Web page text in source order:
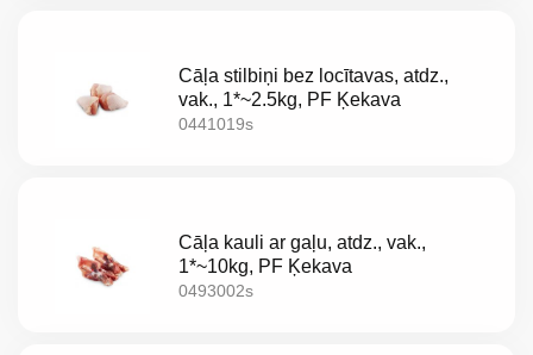
Cāļa stilbiņi bez locītavas, atdz.,
vak., 1*~2.5kg, PF Ķekava
0441019s
Cāļa kauli ar gaļu, atdz., vak.,
1*~10kg, PF Ķekava
0493002s